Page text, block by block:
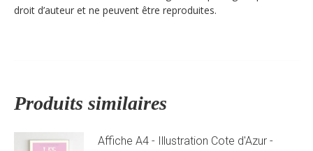
droit d’auteur et ne peuvent être reproduites.
Produits similaires
Affiche A4 - Illustration Cote d'Azur -